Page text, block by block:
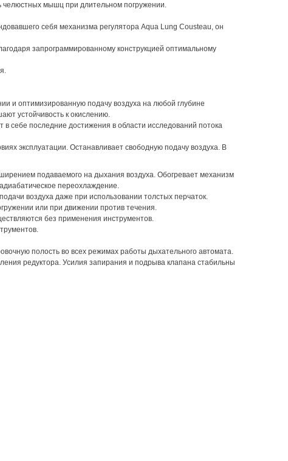
челюстных мышц при длительном погружении.
себя механизма регулятора Aqua Lung Cousteau, он
запрограммированному конструкцией оптимальному
и оптимизированную подачу воздуха на любой глубине
устойчивость к окислению.
в себе последние достижения в области исследований потока
эксплуатации. Останавливает свободную подачу воздуха. В
подаваемого на дыхания воздуха. Обогревает механизм
переохлаждение.
воздуха даже при использовании толстых перчаток.
или при движении против течения.
без применения инструментов.
полость во всех режимах работы дыхательного автомата.
редуктора. Усилия запирания и подрыва клапана стабильны